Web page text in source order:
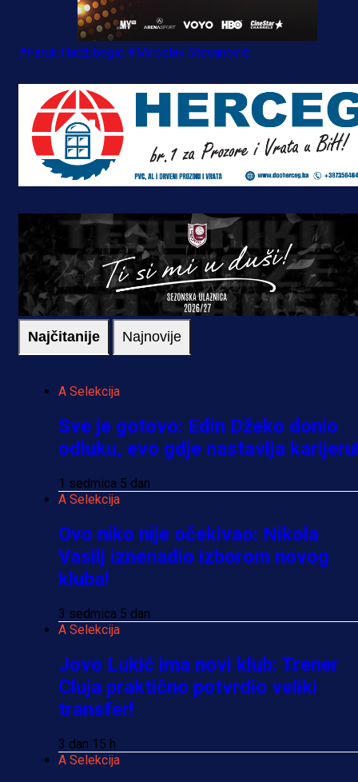
#Faruk Hadžibegić #Miroslav Stevanović
Najčitanije Najnovije
A Selekcija
Sve je gotovo: Edin Džeko donio
odluku, evo gdje nastavlja
1 sedmica 5 dan
A Selekcija
Ovo niko nije očekivao: Nikola
Vasilj iznenadio izborom novog
kluba!
3 sedmica 5 dan
A Selekcija
Jovo Lukić ima novi klub: Trener
Cluja praktično potvrdio veliki
transfer!
3 dan 15 h
A Selekcija